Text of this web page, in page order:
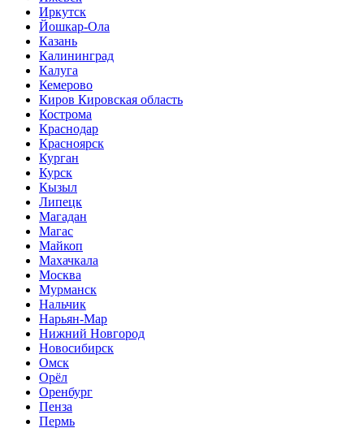
Иркутск
Йошкар-Ола
Казань
Калининград
Калуга
Кемерово
Киров Кировская область
Кострома
Краснодар
Красноярск
Курган
Курск
Кызыл
Липецк
Магадан
Магас
Майкоп
Махачкала
Москва
Мурманск
Нальчик
Нарьян-Мар
Нижний Новгород
Новосибирск
Омск
Орёл
Оренбург
Пенза
Пермь